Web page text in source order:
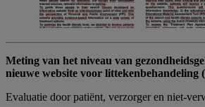
Meting van het niveau van
nieuwe website voor littekenbehandeling
Evaluatie door patiënt, verzorger en niet-